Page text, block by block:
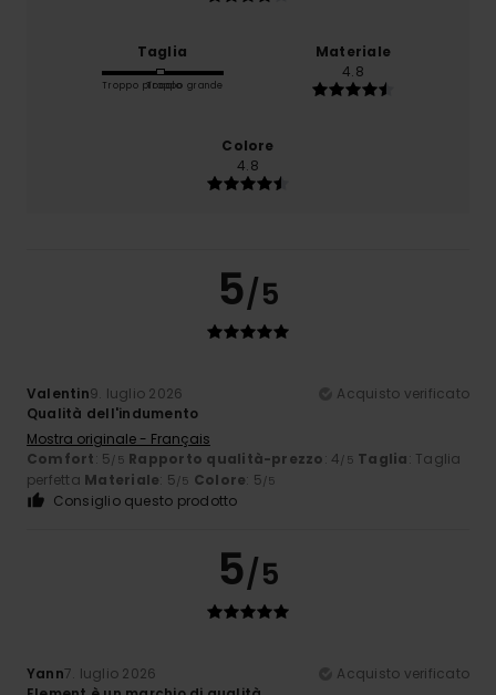
Taglia
Troppo piccoloTroppo grande
Materiale
4.8
Colore
4.8
5/5
Valentin9. luglio 2026
Acquisto verificato
Qualità dell'indumento
Mostra originale - Français
Comfort: 5/5 Rapporto qualità-prezzo: 4/5 Taglia: Taglia
perfetta Materiale: 5/5 Colore: 5/5
Consiglio questo prodotto
5/5
Yann7. luglio 2026
Acquisto verificato